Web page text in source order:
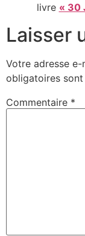
livre « 30
Laisser
Votre adresse e-
obligatoires
Commentaire *